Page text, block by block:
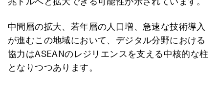
中間層の拡大、若年層の人口増、急速な技術導入
が進むこの地域において、デジタル分野における
協力はASEANのレジリエンスを支える中核的な柱
となりつつあります。